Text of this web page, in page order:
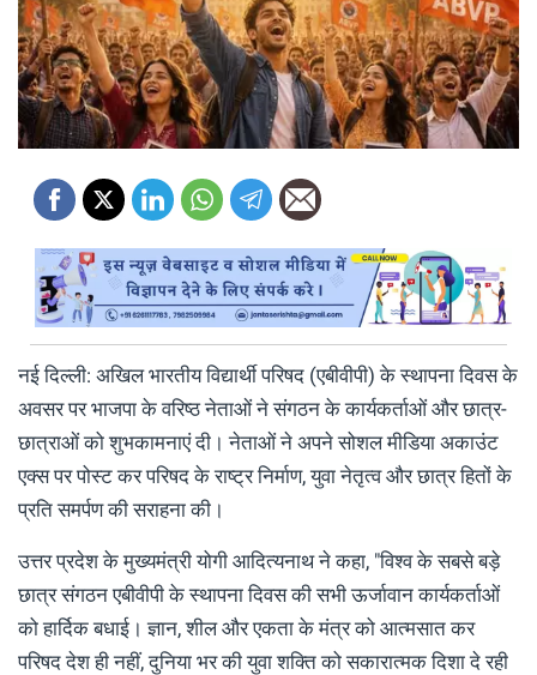
नई दिल्ली: अखिल भारतीय विद्यार्थी परिषद (एबीवीपी) के स्थापना दिवस के
अवसर पर भाजपा के वरिष्ठ नेताओं ने संगठन के कार्यकर्ताओं और छात्र-
छात्राओं को शुभकामनाएं दी। नेताओं ने अपने सोशल मीडिया अकाउंट
एक्स पर पोस्ट कर परिषद के राष्ट्र निर्माण, युवा नेतृत्व और छात्र हितों के
प्रति समर्पण की सराहना की।
उत्तर प्रदेश के मुख्यमंत्री योगी आदित्यनाथ ने कहा, "विश्व के सबसे बड़े
छात्र संगठन एबीवीपी के स्थापना दिवस की सभी ऊर्जावान कार्यकर्ताओं
को हार्दिक बधाई। ज्ञान, शील और एकता के मंत्र को आत्मसात कर
परिषद देश ही नहीं, दुनिया भर की युवा शक्ति को सकारात्मक दिशा दे रही